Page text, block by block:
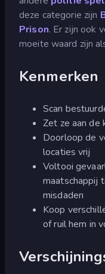
deze categorie zijn
Prison. Er zijn ook
moeite waard zijn
Kenmerken
Scan
Zet ze aan de
Doorloop de
locaties vrij
Voltooi
maatschappij
misdaden
Koop
of ruil hem in